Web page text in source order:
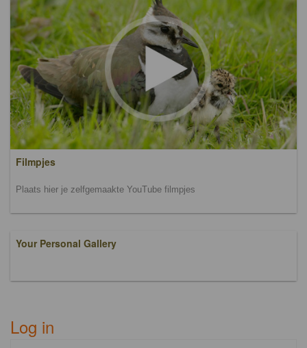
Filmpjes
Plaats hier je zelfgemaakte YouTube filmpjes
Your Personal Gallery
Log in